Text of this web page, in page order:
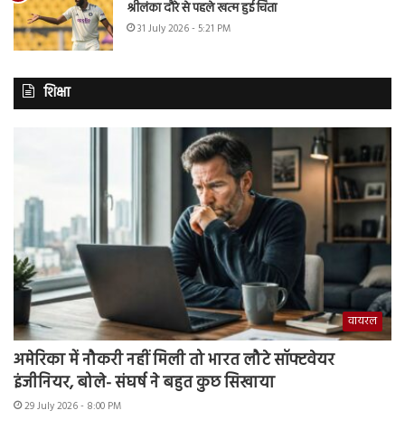
श्रीलंका दौरे से पहले खत्म हुई चिंता
31 July 2026 - 5:21 PM
शिक्षा
वायरल
अमेरिका में नौकरी नहीं मिली तो भारत लौटे सॉफ्टवेयर
इंजीनियर, बोले- संघर्ष ने बहुत कुछ सिखाया
29 July 2026 - 8:00 PM